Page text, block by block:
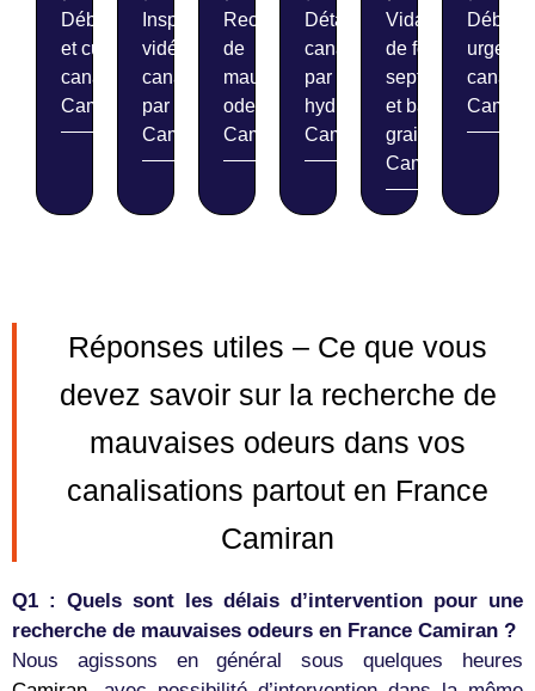
Débouchage
et curage de
canalisations
Camiran
Inspection
vidéo de
canalisations
par caméra
Camiran
Recherche
de
mauvaises
odeurs
Camiran
Détartrage de
canalisations
par
hydrocurage
Camiran
Vidange
de fosses
septiques
et bacs à
graisse
Camiran
urgent
Réponses utiles – Ce que vous
devez savoir sur la recherche de
mauvaises odeurs dans vos
canalisations partout en France
Camiran
Q1 : Quels sont les délais d’intervention pour une
recherche de mauvaises odeurs en France Camiran ?
Nous agissons en général sous quelques heures